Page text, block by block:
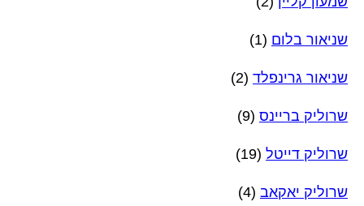
שניאור בלום (1)
שניאור גרינפלד (2)
שרוליק בריינס (9)
שרוליק דייטל (19)
שרוליק יאקאב (4)